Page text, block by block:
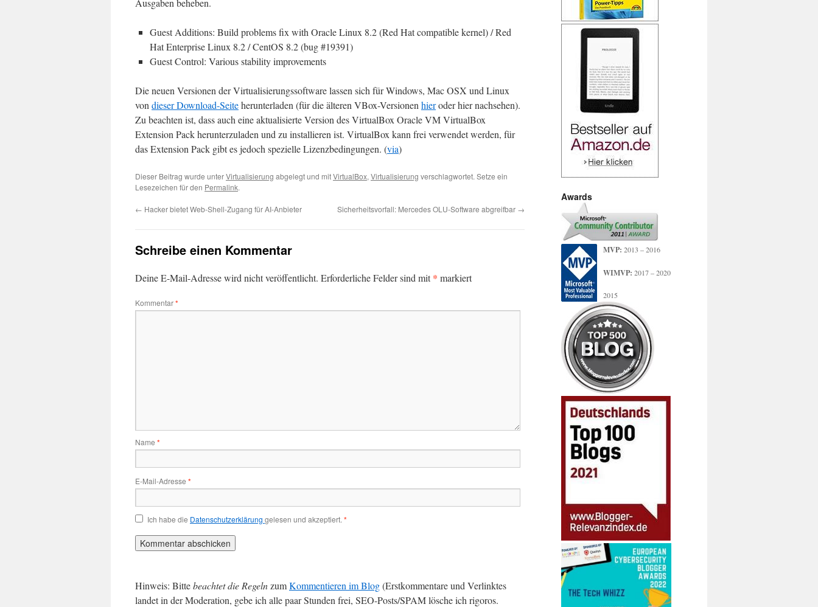
Ausgaben beheben.
Guest Additions: Build problems fix with Oracle Linux 8.2 (Red Hat compatible kernel) / Red
Hat Enterprise Linux 8.2 / CentOS 8.2 (bug #19391)
Guest Control: Various stability improvements
Die neuen Versionen der Virtualisierungssoftware lassen sich für Windows, Mac OSX und Linux
von dieser Download-Seiteherunterladen (für die älteren VBox-Versionen hieroder hier nachsehen).
Zu beachten ist, dass auch eine aktualisierte Version des VirtualBox Oracle VM VirtualBox
Extension Pack herunterzuladen und zu installieren ist. VirtualBox kann frei verwendet werden, für
das Extension Pack gibt es jedoch spezielle Lizenzbedingungen. (via)
Dieser Beitrag wurde unterVirtualisierung abgelegt und mitVirtualBox, Virtualisierung verschlagwortet. Setze ein
Lesezeichen für den Permalink.
← Hacker bietet Web-Shell-Zugang für AI-Anbieter Sicherheitsvorfall: Mercedes OLU-Software abgreifbar →
Schreibe einen Kommentar
Deine E-Mail-Adresse wird nicht veröffentlicht. Erforderliche Felder sind mit* markiert
Kommentar*
Name *
E-Mail-Adresse *
Ich habe die Datenschutzerklärung gelesen und akzeptiert. *
Hinweis: Bittebeachtet die RegelnzumKommentieren im Blog(Erstkommentare und Verlinktes
landet in der Moderation, gebe ich alle paar Stunden frei, SEO-Posts/SPAM lösche ich rigoros.
Awards
MVP: 2013 – 2016
WIMVP: 2017 – 2020
2015